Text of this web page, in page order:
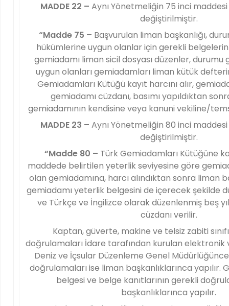
MADDE 22 – Aynı Yönetmeliğin 75 inci
değiştirilmiştir.
“Madde 75 – Başvurulan liman başkanlığı,
hükümlerine uygun olanlar için gerekli
gemiadamı liman sicil dosyası düzenler, durumu
uygun olanları gemiadamları liman kütük
Gemiadamları Kütüğü kayıt harcını alır,
gemiadamı cüzdanı, basımı yapıldıktan
gemiadamının kendisine veya kanuni vekiline/
MADDE 23 – Aynı Yönetmeliğin 80 inci
değiştirilmiştir.
“Madde 80 – Türk Gemiadamları Kütüğüne
maddede belirtilen yeterlik seviyesine göre
olan gemiadamına, harcı alındıktan sonra liman
gemiadamı yeterlik belgesini de içerecek şekilde
ve Türkçe ve İngilizce olarak düzenlenmiş beş
cüzdanı verilir.
Kaptan, güverte, makine ve telsiz zabiti
doğrulamaları İdare tarafından kurulan elektronik
Deniz ve İçsular Düzenleme Genel
doğrulamaları ise liman başkanlıklarınca yapılır.
belgesi ve belge kanıtlarının gerekli
başkanlıklarınca yapılır.